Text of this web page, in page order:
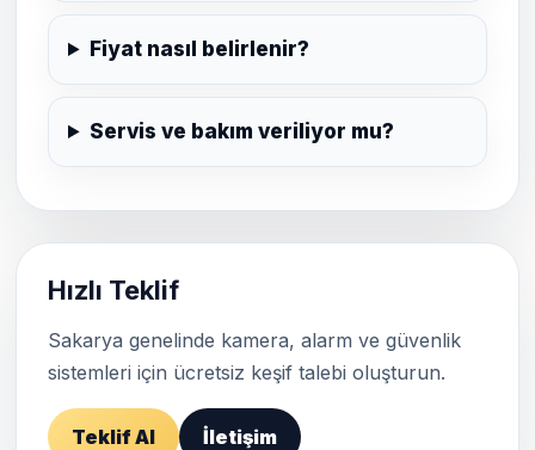
Fiyat nasıl belirlenir?
Servis ve bakım veriliyor mu?
Hızlı Teklif
Sakarya genelinde kamera, alarm ve güvenlik
sistemleri için ücretsiz keşif talebi oluşturun.
Teklif Al İletişim